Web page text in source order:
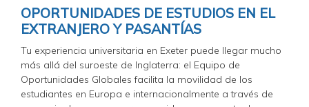
OPORTUNIDADES DE ESTUDIOS EN EL
EXTRANJERO Y PASANTÍAS
Tu experiencia universitaria en Exeter puede llegar mucho
más allá del suroeste de Inglaterra: el Equipo de
Oportunidades Globales facilita la movilidad de los
estudiantes en Europa e internacionalmente a través de